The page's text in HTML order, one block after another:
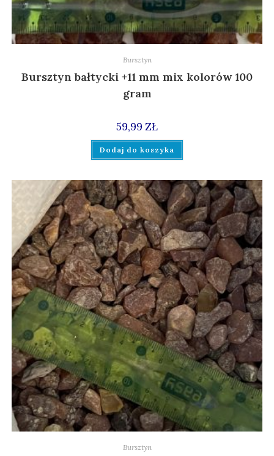
Bursztyn
Bursztyn bałtycki +11 mm mix kolorów 100
gram
59,99 ZŁ
Dodaj do koszyka
Bursztyn